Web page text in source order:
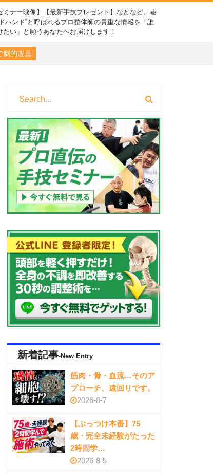
ミナー映像】【最新手技プレゼント】などなど、巷
ハンド”と呼ばれるプロ整体師の貴重な情報を「誰
たい」と願うあなたへお届けします！
劇的改善
新着記事-New Entry
筋肉・骨・血流…そのア
プローチ、遠回りです。
2026-8-7
【ぶっつけ本番】75
歳・完全未経験がたった
2時間学…
2026-8-5